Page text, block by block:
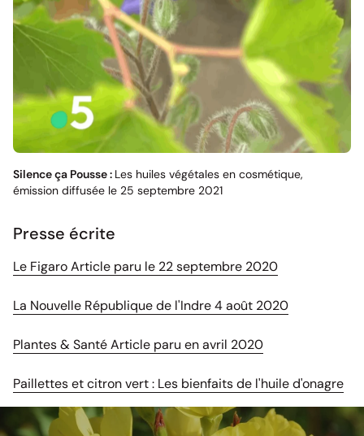
Silence ça Pousse : Les huiles végétales en cosmétique,
émission diffusée le 25 septembre 2021
Presse écrite
Le Figaro Article paru le 22 septembre 2020(le lien
La Nouvelle République de l'Indre 4 août 2020(le lien
Plantes & Santé Article paru en avril 2020(le lien s'ouvre
Paillettes et citron vert : Les bienfaits de l'huile d'onagre(le